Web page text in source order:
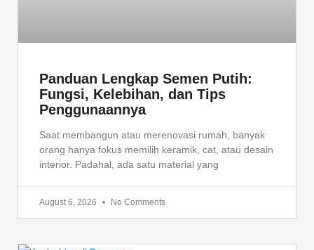
Panduan Lengkap Semen Putih:
Fungsi, Kelebihan, dan Tips
Penggunaannya
Saat membangun atau merenovasi rumah, banyak
orang hanya fokus memilih keramik, cat, atau desain
interior. Padahal, ada satu material yang
August 6, 2026 No Comments